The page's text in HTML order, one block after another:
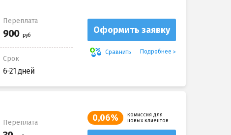
Переплата
Срок
6-21 дней
Оформить заявку
Сравнить Подробнее
Переплата 0,06%
комиссия для
новых клиентов